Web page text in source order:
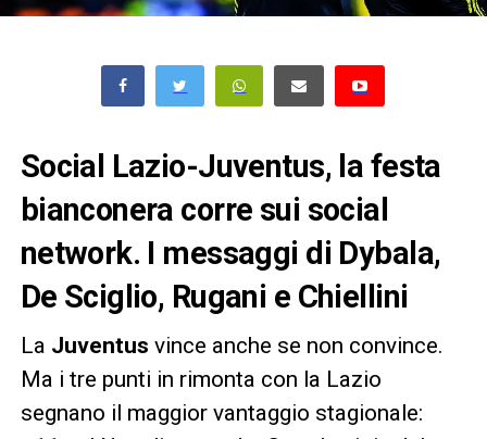
Social Lazio-Juventus, la festa
bianconera corre sui social
network. I messaggi di Dybala,
De Sciglio, Rugani e Chiellini
La Juventus vince anche se non convince.
Ma i tre punti in rimonta con la Lazio
segnano il maggior vantaggio stagionale: